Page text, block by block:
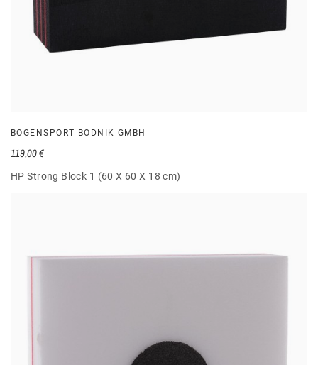
BOGENSPORT BODNIK GMBH
HP Strong Block 1 (60 X 60 X 18 cm)
119,00 €